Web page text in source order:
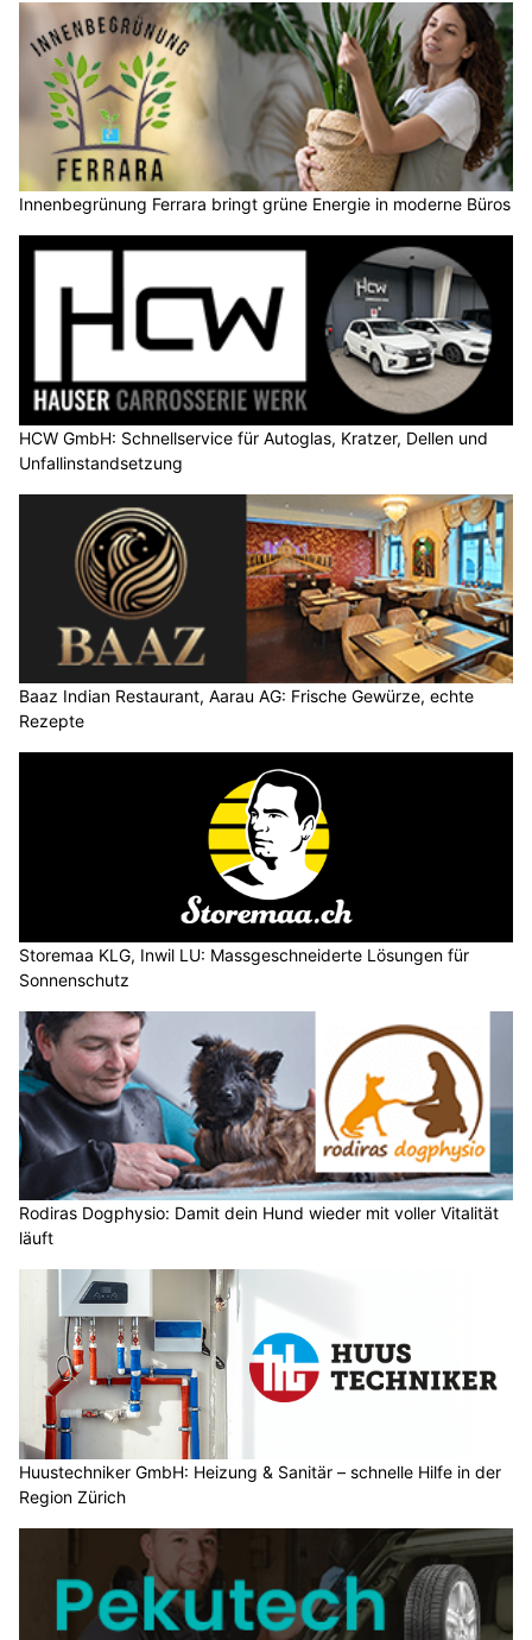
Innenbegrünung Ferrara bringt grüne Energie in moderne Büros
HCW GmbH: Schnellservice für Autoglas, Kratzer, Dellen und
Unfallinstandsetzung
Baaz Indian Restaurant, Aarau AG: Frische Gewürze, echte
Rezepte
Storemaa KLG, Inwil LU: Massgeschneiderte Lösungen für
Sonnenschutz
Rodiras Dogphysio: Damit dein Hund wieder mit voller Vitalität
läuft
Huustechniker GmbH: Heizung & Sanitär – schnelle Hilfe in der
Region Zürich